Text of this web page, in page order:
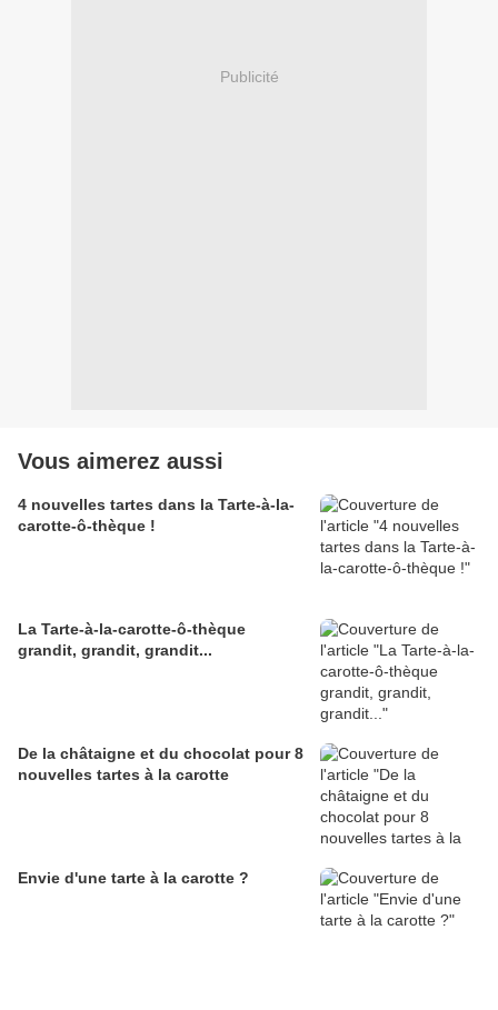
Publicité
Vous aimerez aussi
4 nouvelles tartes dans la Tarte-à-la-
carotte-ô-thèque !
La Tarte-à-la-carotte-ô-thèque
grandit, grandit, grandit...
De la châtaigne et du chocolat pour 8
nouvelles tartes à la carotte
Envie d'une tarte à la carotte ?